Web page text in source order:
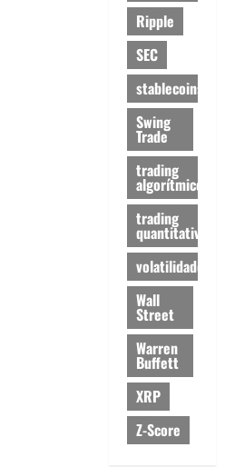
Ripple
SEC
stablecoins
Swing
Trade
trading
algorítmico
trading
quantitativo
volatilidade
Wall
Street
Warren
Buffett
XRP
Z-Score